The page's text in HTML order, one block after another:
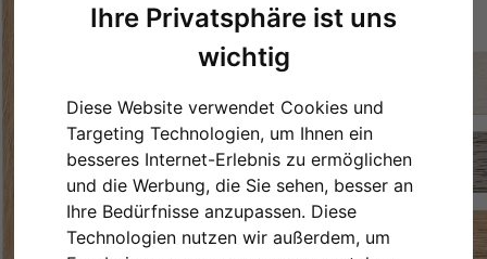
Ihre Privatsphäre ist uns
wichtig
Diese Website verwendet Cookies und
Targeting Technologien, um Ihnen ein
besseres Internet-Erlebnis zu ermöglichen
und die Werbung, die Sie sehen, besser an
Ihre Bedürfnisse anzupassen. Diese
Technologien nutzen wir außerdem, um